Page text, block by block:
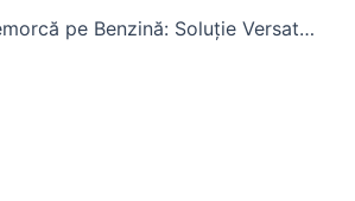
Triciclu cu Remorcă pe Benzină: Soluție Versatilă pentru Transport Ușor